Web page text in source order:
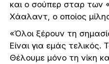
και ο σούπερ σταρ των
Χάαλαντ, ο οποίος
«Όλοι ξέρουν τη
Είναι για εμάς τελικός.
Θέλουμε μόνο τη νίκη